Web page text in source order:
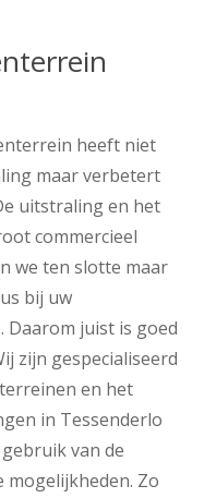
heeft niet
maar verbetert
uitstraling en het
commercieel
we ten slotte maar
bij uw
juist is goed
zijn gespecialiseerd
en het
in Tessenderlo
van de
mogelijkheden. Zo